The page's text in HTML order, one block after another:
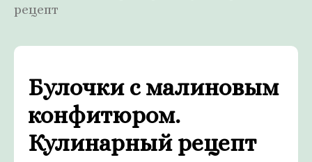
рецепт
Булочки с малиновым
конфитюром.
Кулинарный рецепт